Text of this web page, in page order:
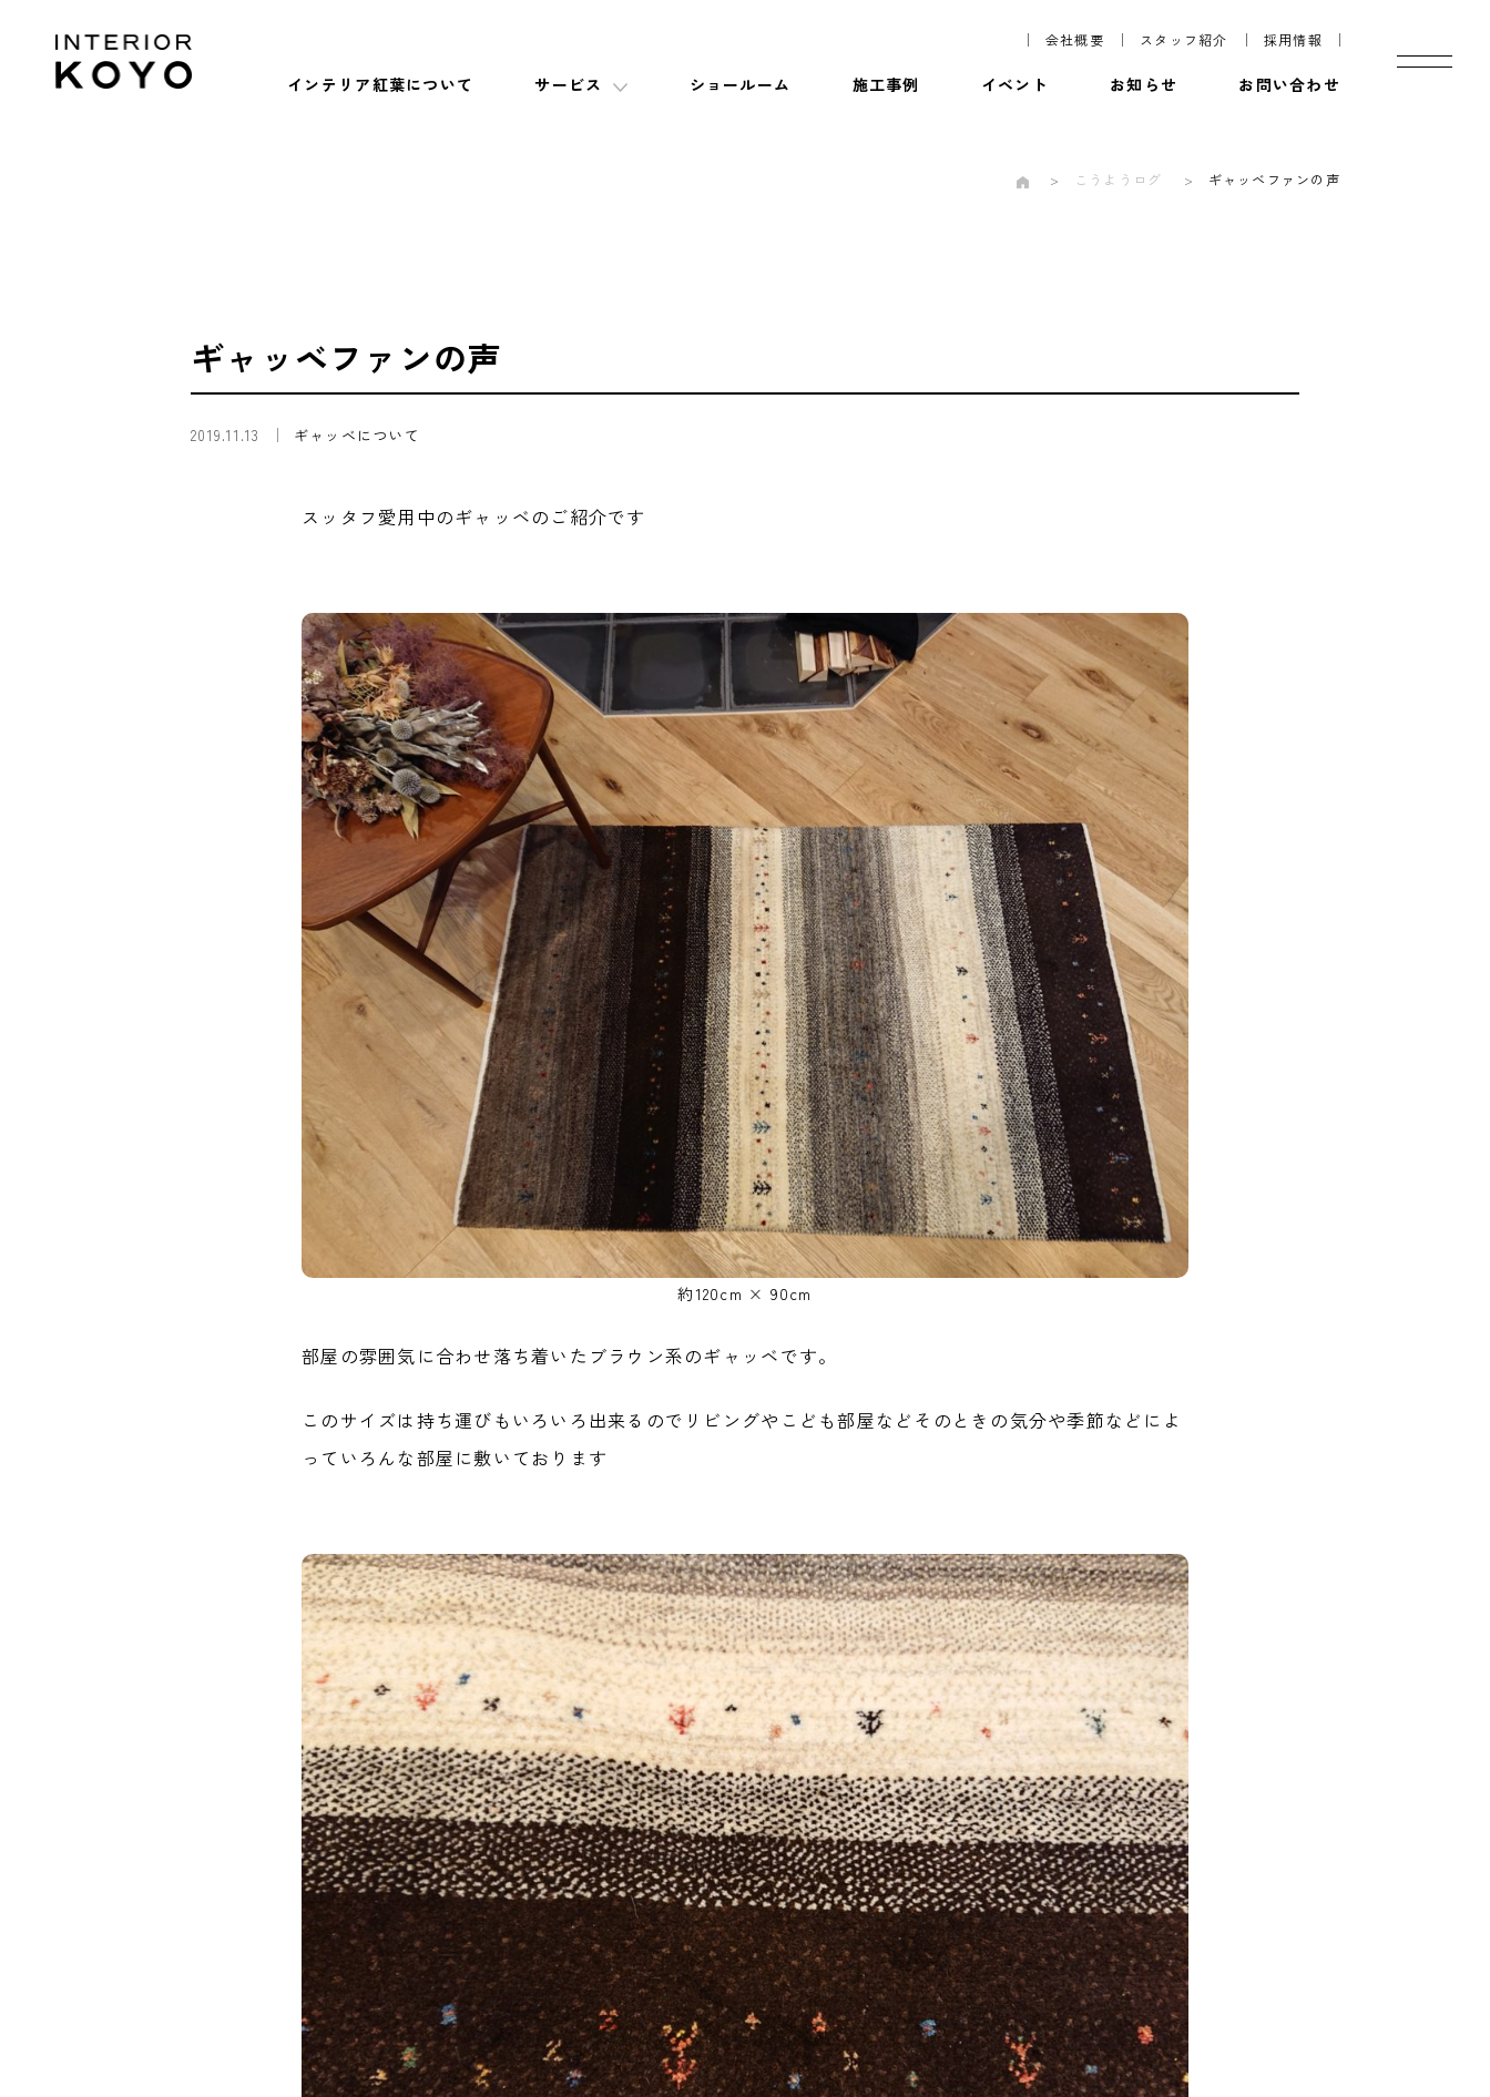
会社概要 スタッフ紹介 採用情報
インテリア紅葉について サービス ショールーム 施工事例 イベント お知らせ お問い合わせ
こうようログ ギャッベファンの声
ギャッベファンの声
2019.11.13 ギャッベについて
スッタフ愛用中のギャッベのご紹介です
約120cm × 90cm
部屋の雰囲気に合わせ落ち着いたブラウン系のギャッベです。
このサイズは持ち運びもいろいろ出来るのでリビングやこども部屋などそのときの気分や季節などによ
っていろんな部屋に敷いております